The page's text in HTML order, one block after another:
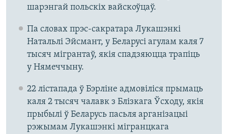
шарэнгай польскіх вайскоўцаў.
Па словах прэс-сакратара Лукашэнкі
Натальлі Эйсмант, у Беларусі агулам каля 7
тысяч мігрантаў, якія спадзяюцца трапіць
у Нямеччыну.
22 лістапада ў Бэрліне адмовіліся прымаць
каля 2 тысяч чалавк з Блізкага Ўсходу, якія
прыбылі ў Беларусь пасьля арганізацыі
рэжымам Лукашэнкі мігранцкага